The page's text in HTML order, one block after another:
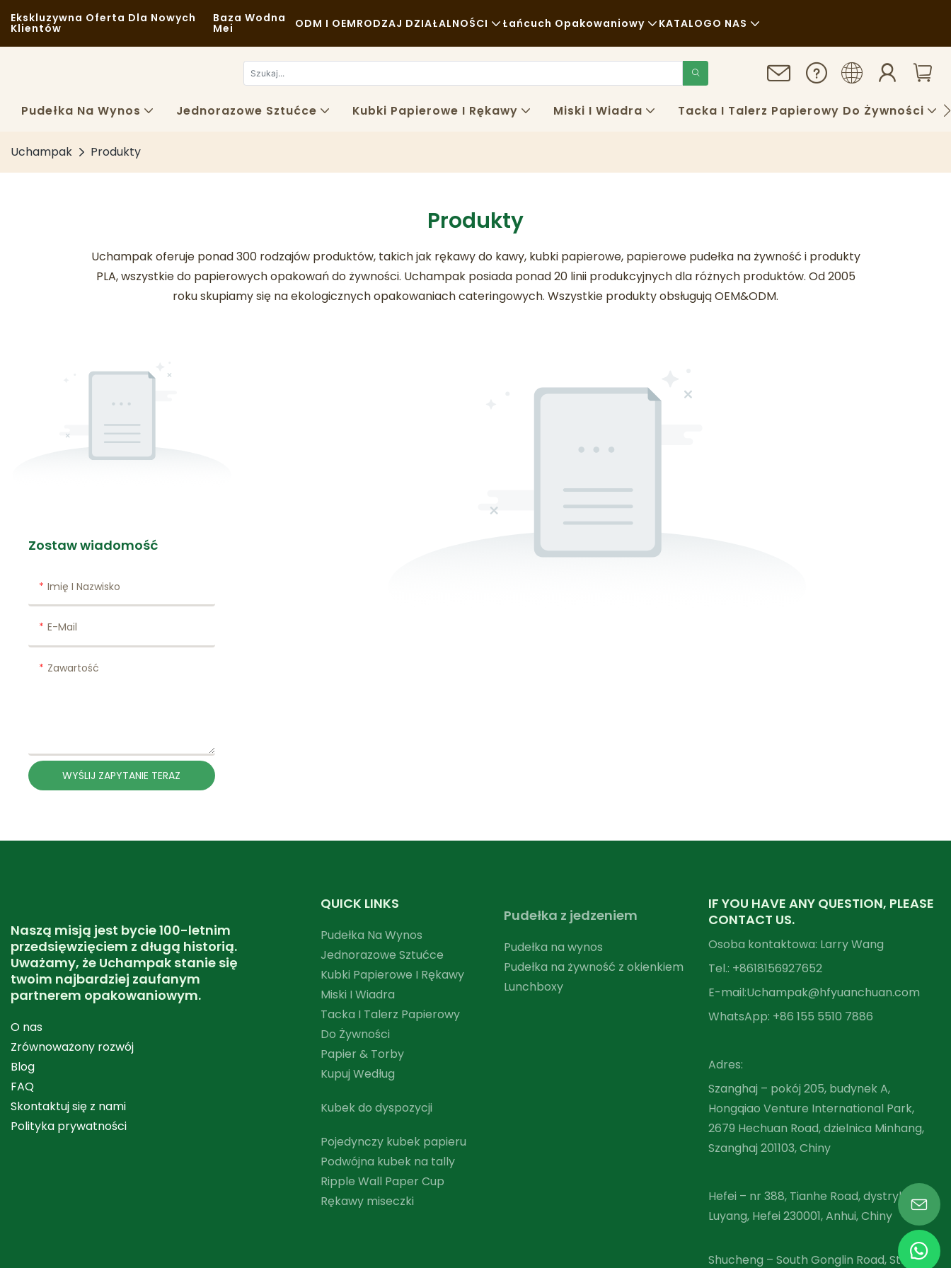
Ekskluzywna Oferta Dla Nowych
Klientów
Baza Wodna
Mei ODM I OEMRODZAJ DZIAŁALNOŚCI
Fast Food
Piekarnia
Tłusta Łyżka
Łańcuch Opakowaniowy
Surowce
KATALOGO NAS
Aktualności
Pudełka Na Wynos Jednorazowe Sztućce Kubki Papierowe I Rękawy Miski I Wiadra Tacka I Talerz Papierowy Do Żywności
Uchampak Produkty
Produkty
Uchampak oferuje ponad 300 rodzajów produktów, takich jak rękawy do kawy, kubki papierowe, papierowe pudełka na żywność i produkty
PLA, wszystkie do papierowych opakowań do żywności. Uchampak posiada ponad 20 linii produkcyjnych dla różnych produktów. Od 2005
roku skupiamy się na ekologicznych opakowaniach cateringowych. Wszystkie produkty obsługują OEM&ODM.
Zostaw wiadomość
Imię I Nazwisko
E-Mail
Zawartość
WYŚLIJ ZAPYTANIE TERAZ
Naszą misją jest bycie 100-letnim
przedsięwzięciem z długą historią.
Uważamy, że Uchampak stanie się
twoim najbardziej zaufanym
partnerem opakowaniowym.
O nas
Zrównoważony rozwój
Blog
FAQ
Skontaktuj się z nami
Polityka prywatności
QUICK LINKS
Pudełka Na Wynos
Jednorazowe Sztućce
Kubki Papierowe I Rękawy
Miski I Wiadra
Tacka I Talerz Papierowy
Do Żywności
Papier & Torby
Kupuj Według
Kubek do dyspozycji
Pojedynczy kubek papieru
Podwójna kubek na tally
Ripple Wall Paper Cup
Rękawy miseczki
Pudełka z jedzeniem
Pudełka na wynos
Pudełka na żywność z okienkiem
Lunchboxy
IF YOU HAVE ANY QUESTION, PLEASE
CONTACT US.
Osoba kontaktowa: Larry Wang
Tel.: +8618156927652
E-mail:Uchampak@hfyuanchuan.com
WhatsApp: +86 155 5510 7886
Adres:
Szanghaj – pokój 205, budynek A,
Hongqiao Venture International Park,
2679 Hechuan Road, dzielnica Minhang,
Szanghaj 201103, Chiny
Hefei – nr 388, Tianhe Road, dystrykt
Luyang, Hefei 230001, Anhui, Chiny
Shucheng – South Gonglin Road, Strefa